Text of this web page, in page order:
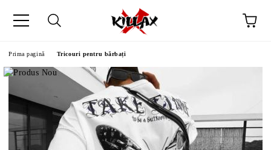
Prima pagină Tricouri pentru bărbați